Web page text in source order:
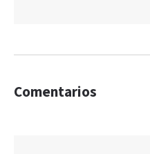
Comentarios